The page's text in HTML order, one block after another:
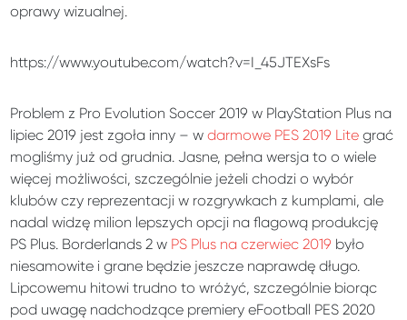
oprawy wizualnej.
https://www.youtube.com/watch?v=I_45JTEXsFs
Problem z Pro Evolution Soccer 2019 w PlayStation Plus na
lipiec 2019 jest zgoła inny – wdarmowe PES 2019 Lite grać
mogliśmy już od grudnia. Jasne, pełna wersja to o wiele
więcej możliwości, szczególnie jeżeli chodzi o wybór
klubów czy reprezentacji w rozgrywkach z kumplami, ale
nadal widzę milion lepszych opcji na flagową produkcję
PS Plus. Borderlands 2 w PS Plus na czerwiec 2019 było
niesamowite i grane będzie jeszcze naprawdę długo.
Lipcowemu hitowi trudno to wróżyć, szczególnie biorąc
pod uwagę nadchodzące premiery eFootball PES 2020